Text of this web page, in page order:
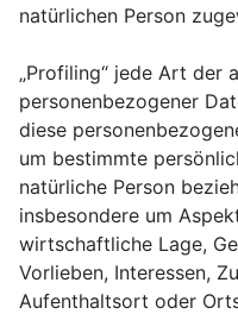
natürlichen Person
„Profiling“ jede Art der
personenbezogener
diese
um bestimmte
natürliche Person
insbesondere um
wirtschaftliche Lage,
Vorlieben, Interessen,
Aufenthaltsort oder